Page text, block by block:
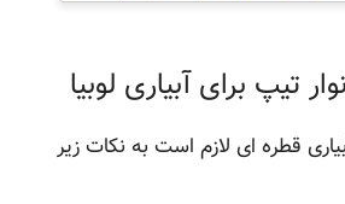
تیپ برای آبیاری لوبیا
قطره ای لازم است به نکات زیر